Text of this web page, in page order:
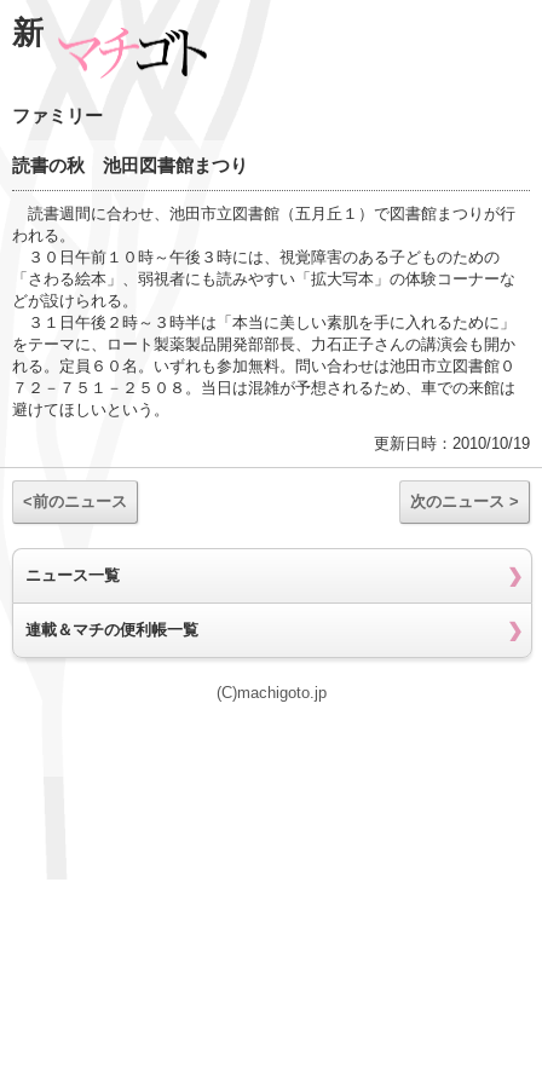
新
ファミリー
読書の秋 池田図書館まつり
読書週間に合わせ、池田市立図書館（五月丘１）で図書館まつりが行
われる。
３０日午前１０時～午後３時には、視覚障害のある子どものための
「さわる絵本」、弱視者にも読みやすい「拡大写本」の体験コーナーな
どが設けられる。
３１日午後２時～３時半は「本当に美しい素肌を手に入れるために」
をテーマに、ロート製薬製品開発部部長、力石正子さんの講演会も開か
れる。定員６０名。いずれも参加無料。問い合わせは池田市立図書館０
７２－７５１－２５０８。当日は混雑が予想されるため、車での来館は
避けてほしいという。
更新日時：2010/10/19
<前のニュース 次のニュース >
ニュース一覧
連載＆マチの便利帳一覧
(C)machigoto.jp